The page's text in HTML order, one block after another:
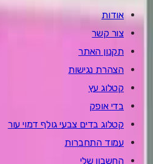
אודות
צור קשר
תקנון האתר
הצהרת נגישות
קטלוג עץ
בדי אופק
קטלוג בדים צבעי גולף דמוי עור
עמוד התחברות
החשבון שלי